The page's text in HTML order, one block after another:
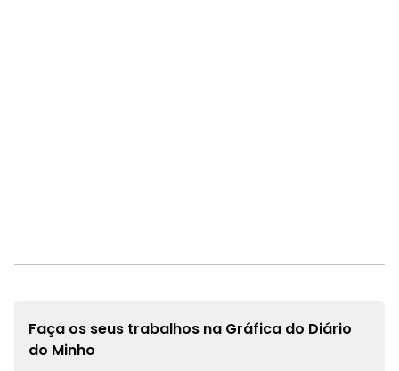
Faça os seus trabalhos na Gráfica do Diário
do Minho